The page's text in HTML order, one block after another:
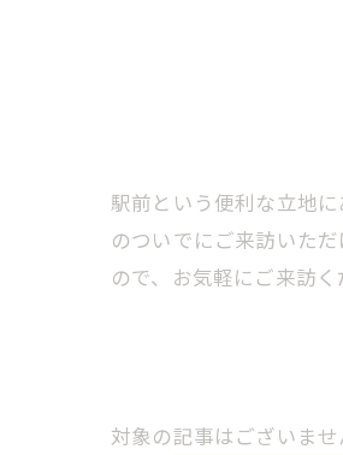
駅前という便利な立地
のついでにご来訪いた
ので、お気軽にご来訪く
対象の記事はございませ